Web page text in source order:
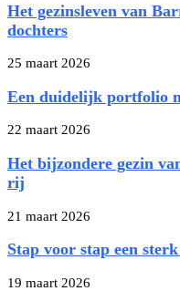
Het gezinsleven van
dochters
25 maart 2026
Een duidelijk portfolio
22 maart 2026
Het bijzondere gezin
rij
21 maart 2026
Stap voor stap een
19 maart 2026